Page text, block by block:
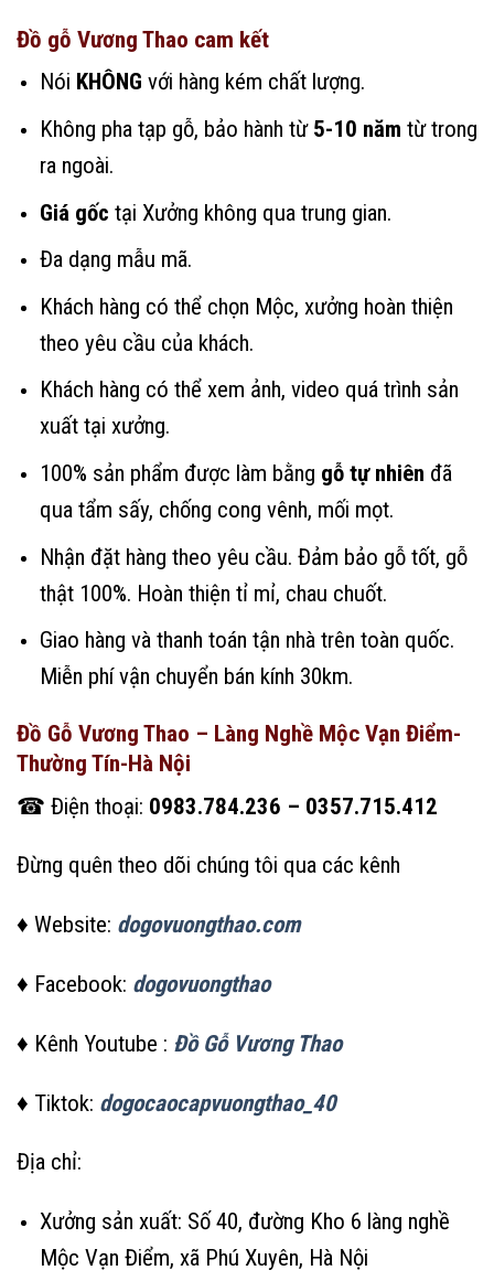
Đồ gỗ Vương Thao cam kết
Nói KHÔNG với hàng kém chất lượng.
Không pha tạp gỗ, bảo hành từ 5-10 năm từ trong
ra ngoài.
Giá gốc tại Xưởng không qua trung gian.
Đa dạng mẫu mã.
Khách hàng có thể chọn Mộc, xưởng hoàn thiện
theo yêu cầu của khách.
Khách hàng có thể xem ảnh, video quá trình sản
xuất tại xưởng.
100% sản phẩm được làm bằng gỗ tự nhiên đã
qua tẩm sấy, chống cong vênh, mối mọt.
Nhận đặt hàng theo yêu cầu. Đảm bảo gỗ tốt, gỗ
thật 100%. Hoàn thiện tỉ mỉ, chau chuốt.
Giao hàng và thanh toán tận nhà trên toàn quốc.
Miễn phí vận chuyển bán kính 30km.
Đồ Gỗ Vương Thao – Làng Nghề Mộc Vạn Điểm-
Thường Tín-Hà Nội
☎ Điện thoại: 0983.784.236 – 0357.715.412
Đừng quên theo dõi chúng tôi qua các kênh
♦ Website: dogovuongthao.com
♦ Facebook: dogovuongthao
♦ Kênh Youtube : Đồ Gỗ Vương Thao
♦ Tiktok: dogocaocapvuongthao_40
Địa chỉ:
Xưởng sản xuất: Số 40, đường Kho 6 làng nghề
Mộc Vạn Điểm, xã Phú Xuyên, Hà Nội